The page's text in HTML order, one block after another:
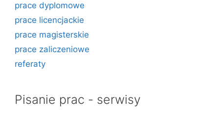
prace dyplomowe
prace licencjackie
prace magisterskie
prace zaliczeniowe
referaty
Pisanie prac - serwisy